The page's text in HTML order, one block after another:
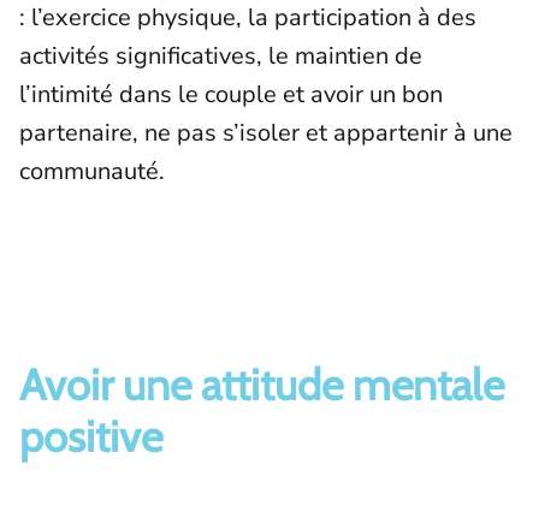
: l’exercice physique, la participation à des
activités significatives, le maintien de
l’intimité dans le couple et avoir un bon
partenaire, ne pas s’isoler et appartenir à une
communauté.
Avoir une attitude mentale
positive